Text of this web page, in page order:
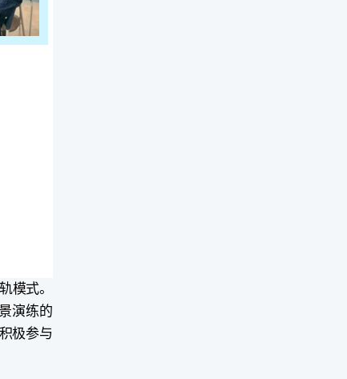
模式。
演练的
极参与